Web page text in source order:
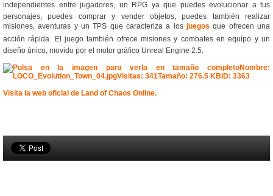
independientes entre jugadores, un RPG ya que puedes evolucionar a tus
personajes, puedes comprar y vender objetos, puedes también realizar
misiones, aventuras y un TPS que caracteriza a los juegos que ofrecen una
acción rápida. El juego también ofrece misiones y combates en equipo y un
diseño único, movido por el motor gráfico Unreal Engine 2.5.
Visita la web oficial de Land of Chaos Online.